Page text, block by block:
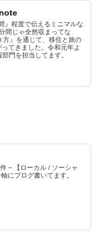
』程度で伝えるミニマルな
間じゃ全然収まってな
』を通じて、移住と旅の
てきました。令和元年よ
門を担当してます。
– 【ローカル / ソーシャ
にブログ書いてます。